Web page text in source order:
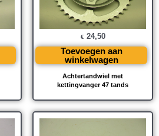
Achtertandwiel met
kettingvanger 47 tands
€ 24,50
Toevoegen aan
winkelwagen